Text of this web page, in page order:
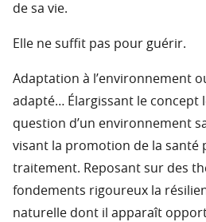
de sa vie.
Elle ne suffit pas pour guérir.
Adaptation à l’environnement
adapté… Élargissant le concept
question d’un environnement
visant la promotion de la santé
traitement. Reposant sur des
fondements rigoureux la
naturelle dont il apparaît